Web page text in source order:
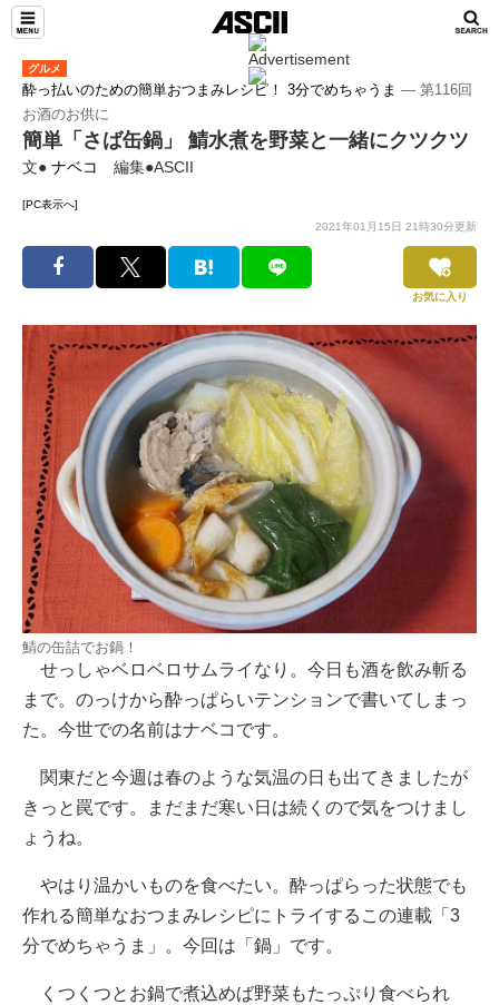
グルメ
酔っ払いのための簡単おつまみレシピ！ 3分でめちゃうま ― 第116回
お酒のお供に
簡単「さば缶鍋」 鯖水煮を野菜と一緒にクツクツ
文● ナベコ 編集●ASCII
[PC表示へ]
2021年01月15日 21時30分更新
お気に入り
鯖の缶詰でお鍋！
せっしゃベロベロサムライなり。今日も酒を飲み斬る
まで。のっけから酔っぱらいテンションで書いてしまっ
た。今世での名前はナベコです。
関東だと今週は春のような気温の日も出てきましたが
きっと罠です。まだまだ寒い日は続くので気をつけまし
ょうね。
やはり温かいものを食べたい。酔っぱらった状態でも
作れる簡単なおつまみレシピにトライするこの連載「3
分でめちゃうま」。今回は「鍋」です。
くつくつとお鍋で煮込めば野菜もたっぷり食べられ